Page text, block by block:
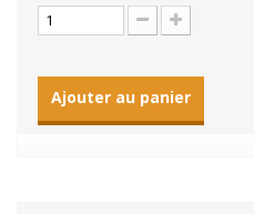
Ajouter au panier